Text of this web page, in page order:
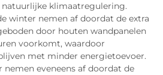
klimaatregulering.
winter nemen af doordat de extra
door houten wandpanelen
voorkomt, waardoor
met minder energietoevoer.
nemen eveneens af doordat de